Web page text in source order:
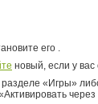
его .
новый, если у вас
«Игры»
через